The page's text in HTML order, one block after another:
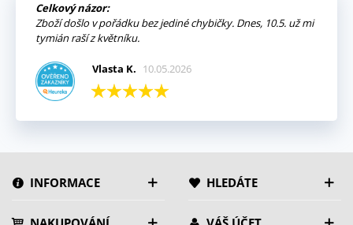
Celkový názor:
Zboží došlo v pořádku bez jediné chybičky. Dnes, 10.5. už mi
tymián raší z květníku.
Vlasta K. 10.05.2026
INFORMACE HLEDÁTE